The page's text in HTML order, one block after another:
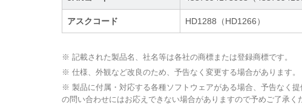
アスクコード HD1288（HD1266）
※ 記載された製品名、社名等は各社の商標または登録商標です。
※ 仕様、外観など改良のため、予告なく変更する場合があります。
※ 製品に付属・対応する各種ソフトウェアがある場合、予告なく
の問い合わせにはお応えできない場合がありますので予めご了承く